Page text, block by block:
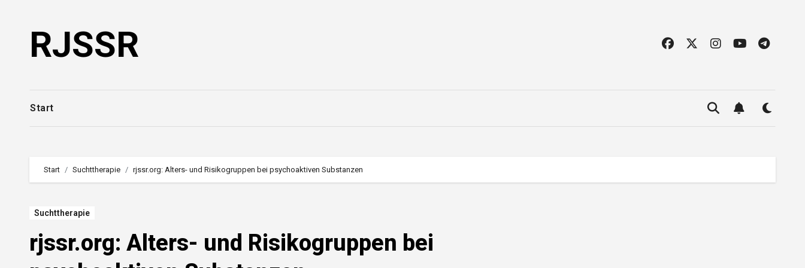
RJSSR
Start
Start Suchttherapie rjssr.org: Alters- und Risikogruppen bei psychoaktiven Substanzen
Suchttherapie
rjssr.org: Alters- und Risikogruppen bei